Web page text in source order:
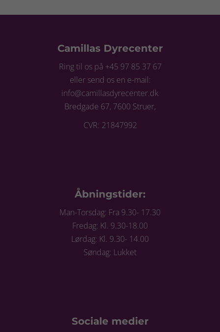
Camillas Dyrecenter
Ring til os på +45 97 85 37 67
eller send os en e-mail:
info@camillasdyrecenter.dk
Bredgade 67, 7600 Struer,
CVR: 21847992
Åbningstider:
Man-Torsdag: Fra 9.30- 17.30
Fredag: Kl. 9.30-18.00
Lørdag: Kl. 9.30- 14.00
Søndag: Lukket
Sociale medier